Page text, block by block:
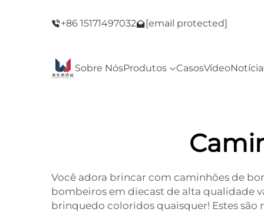
+86 15171497032 [email protected]
Friday!
Sobre NósProdutos CasosVídeo
Você adora brincar com caminhões de
bombeiros em diecast de alta qualidade
brinquedo coloridos quaisquer! Estes